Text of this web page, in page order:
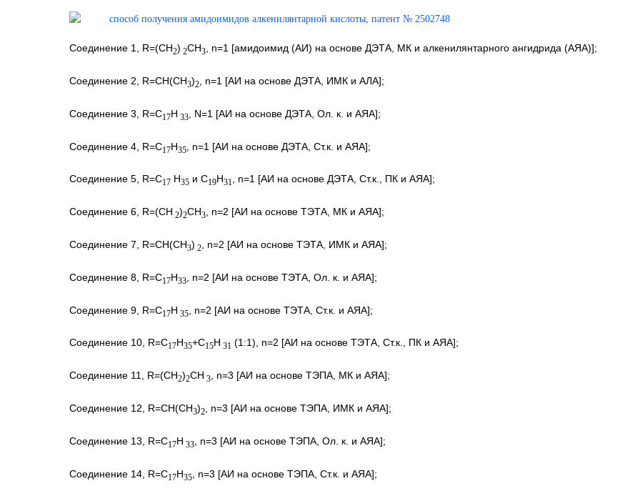
Соединение 1, R=(CH2) 2CH3, n=1 [амидоимид (АИ) на основе ДЭТА, МК и алкенилянтарного ангидрида (АЯА)];
Соединение 2, R=CH(CH3)2, n=1 [АИ на основе ДЭТА, ИМК и АЛА];
Соединение 3, R=C17H 33, N=1 [АИ на основе ДЭТА, Ол. к. и АЯА];
Соединение 4, R=C17H35 , n=1 [АИ на основе ДЭТА, Ст.к. и АЯА];
Соединение 5, R=C17H35и С19Н31, n=1 [АИ на основе ДЭТА, Ст.к., ПК и АЯА];
Соединение 6, R=(CH 2)2CH3, n=2 [АИ на основе ТЭТА, МК и АЯА];
Соединение 7, R=CH(CH3) 2, n=2 [АИ на основе ТЭТА, ИМК и АЯА];
Соединение 8, R=C17H33, n=2 [АИ на основе ТЭТА, Ол. к. и АЯА];
Соединение 9, R=C17H 35 , n=2 [АИ на основе ТЭТА, Ст.к. и АЯА];
Соединение 10, R=C17H35+C15H 31 (1:1), n=2 [АИ на основе ТЭТА, Ст.к., ПК и АЯА];
Соединение 11, R=(CH2)2CH 3, n=3 [АИ на основе ТЭПА, МК и АЯА];
Соединение 12, R=CH(CH3)2, n=3 [АИ на основе ТЭПА, ИМК и АЯА];
Соединение 13, R=C17H 33, n=3 [АИ на основе ТЭПА, Ол. к. и АЯА];
Соединение 14, R=C17H35 , n=3 [АИ на основе ТЭПА, Ст.к. и АЯА];